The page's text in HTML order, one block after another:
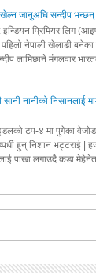
जानुअघि सन्दीप भन्छन्
इन्डियन प्रिमियर लिग
नेपाली खेलाडी बनेका
लामिछाने मंगलवार
सानी नानीको निसानलाई
टप-४ मा पुगेका वेजोड
हुन् निशान भट्टराई |
पाखा लगाउदै कडा